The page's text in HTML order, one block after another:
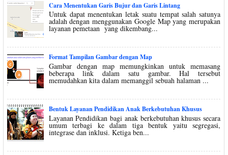
Cara Menentukan Garis Bujur dan Garis Lintang
Untuk dapat menentukan letak suatu tempat salah satunya
adalah dengan menggunakan Google Map yang merupakan
layanan pemetaan yang dikembang...
Format Tampilan Gambar dengan Map
Gambar dengan map memungkinkan untuk memasang
beberapa link dalam satu gambar. Hal tersebut
memudahkan kita dalam memanggil sebuah halaman ...
Bentuk Layanan Pendidikan Anak Berkebutuhan Khusus
Layanan Pendidikan bagi anak berkebutuhan khusus secara
umum terbagi ke dalam tiga bentuk yaitu segregasi,
integrase dan inklusi. Ketiga ben...